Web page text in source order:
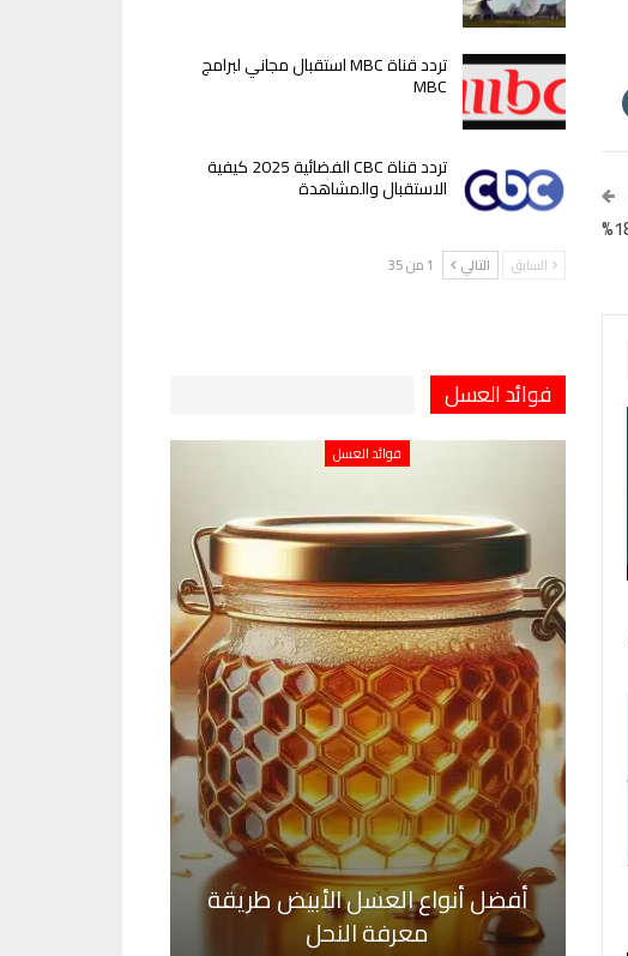
تردد قناة MBC استقبال مجاني لبرامج
MBC
تردد قناة CBC الفضائية 2025 كيفية
الاستقبال والمشاهدة
السابق التالي 1 من 35
فوائد العسل
فوائد العسل
أفضل أنواع العسل الأبيض طريقة
معرفة النحل